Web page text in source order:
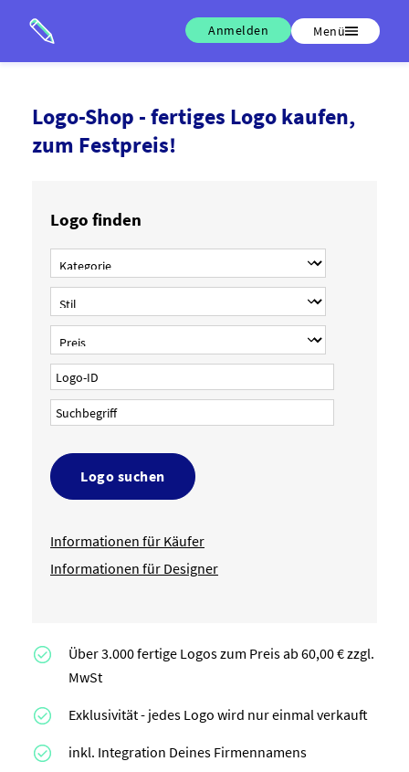
Anmelden Menü
Logo-Shop - fertiges Logo kaufen,
zum Festpreis!
Logo finden
Logo suchen
Informationen für Käufer
Informationen für Designer
Über 3.000 fertige Logos zum Preis ab 60,00 € zzgl.
MwSt
Exklusivität - jedes Logo wird nur einmal verkauft
inkl. Integration Deines Firmennamens